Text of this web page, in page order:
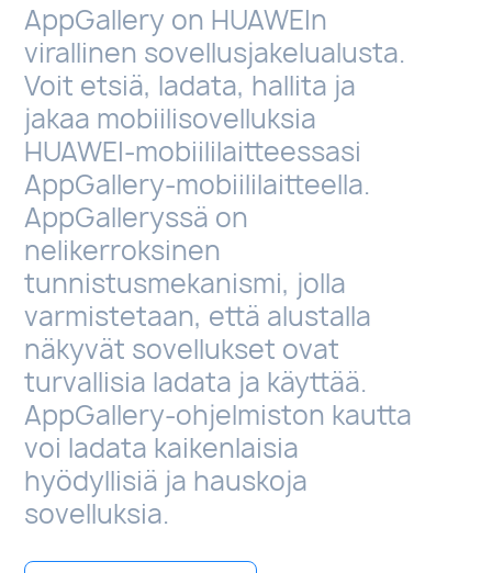
AppGallery on HUAWEIn
virallinen sovellusjakelualusta.
Voit etsiä, ladata, hallita ja
jakaa mobiilisovelluksia
HUAWEI-mobiililaitteessasi
AppGallery-mobiililaitteella.
AppGalleryssä on
nelikerroksinen
tunnistusmekanismi, jolla
varmistetaan, että alustalla
näkyvät sovellukset ovat
turvallisia ladata ja käyttää.
AppGallery-ohjelmiston kautta
voi ladata kaikenlaisia
hyödyllisiä ja hauskoja
sovelluksia.